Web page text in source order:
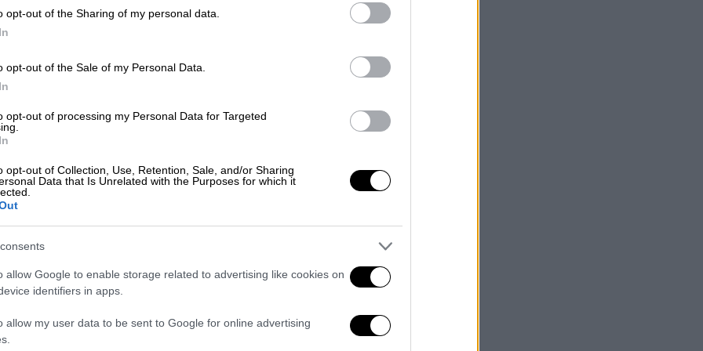
opt-out of the Sharing of my personal data.
opt-out of the Sale of my Personal Data.
opt-out of processing my Personal Data for Targeted
opt-out of Collection, Use, Retention, Sale, and/or Sharing
Data that Is Unrelated with the Purposes for which it
allow Google to enable storage related to advertising like cookies on
identifiers in apps.
allow my user data to be sent to Google for online advertising
προπώλησης των εισιτηρίων.
για τα μέλη της επίσημης mailing list του
προπώληση για τους συνδρομητές του
Η γενική διάθεση των εισιτηρίων θα